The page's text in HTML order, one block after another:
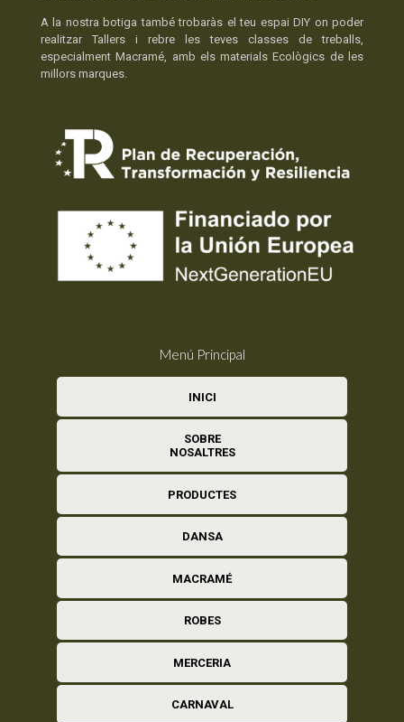
A la nostra botiga també trobaràs el teu espai DIY on poder
realitzar Tallers i rebre les teves classes de treballs,
especialment Macramé, amb els materials Ecològics de les
millors marques.
Menú Principal
INICI
SOBRE
NOSALTRES
PRODUCTES
DANSA
MACRAMÉ
ROBES
MERCERIA
CARNAVAL